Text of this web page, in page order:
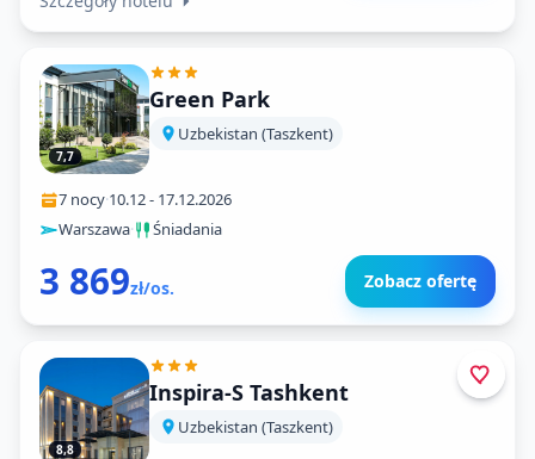
7,7
Green Park
Uzbekistan (Taszkent)
7 nocy·10.12- 17.12.2026
Warszawa· Śniadania
3 869zł/os. Zobacz ofertę
8,8
Inspira-S Tashkent
Uzbekistan (Taszkent)